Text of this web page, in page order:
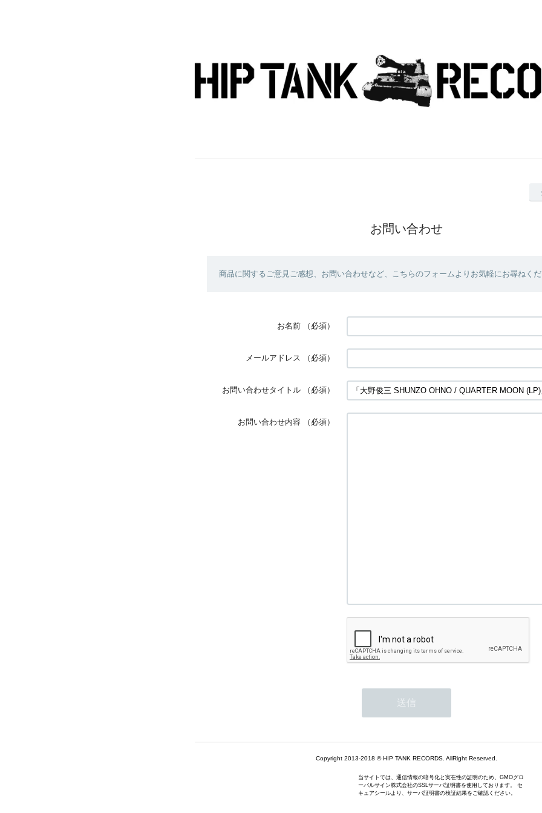
お問い合わせ
商品に関するご意見ご感想、お問い合わせなど、こちらのフォームよりお気軽にお尋ねく
お名前 （必須）
メールアドレス （必須）
お問い合わせタイトル （必須）
お問い合わせ内容 （必須）
Copyright 2013-2018 © HIP TANK RECORDS. AllRight Reserved.
当サイトでは、通信情報の暗号化と実在性の証明のため、GMOグロ
ーバルサイン株式会社のSSLサーバ証明書を使用しております。 セ
キュアシールより、サーバ証明書の検証結果をご確認ください。